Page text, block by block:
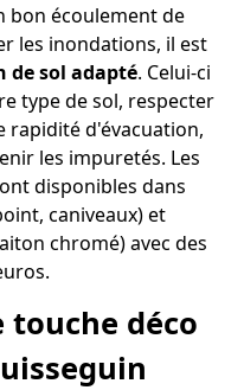
bon écoulement de
les inondations, il est
de sol adapté. Celui-ci
type de sol, respecter
rapidité d'évacuation,
les impuretés. Les
disponibles dans
caniveaux) et
chromé) avec des
touche déco